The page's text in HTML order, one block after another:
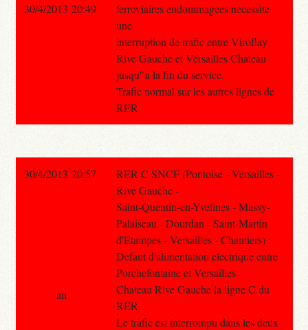
ferroviaires endommagees necessite
une
interruption de trafic entre Viroflay
Rive Gauche et Versailles Chateau
jusqu'`a la fin du service.
Trafic normal sur les autres lignes de
RER.
30/4/2013 20:49
30/4/2013 20:57
RER C SNCF (Pontoise - Versailles -
Rive Gauche -
Saint-Quentin-en-Yvelines - Massy-
Palaiseau - Dourdan - Saint-Martin
d'Etampes - Versailles - Chantiers) :
Defaut d'alimentation electrique entre
Porchefontaine et Versailles
Chateau Rive Gauche la ligne C du
RER.
Le trafic est interrompu dans les deux
au